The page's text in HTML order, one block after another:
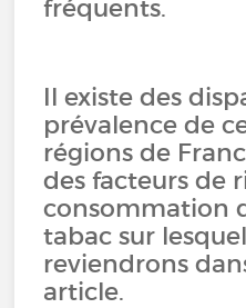
fréquents.
Il existe des
prévalence de
régions de
des facteurs de
consommation
tabac sur
reviendrons
article.